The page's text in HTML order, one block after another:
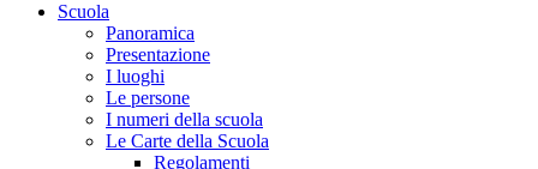
Scuola
Panoramica
Presentazione
I luoghi
Le persone
I numeri della scuola
Le Carte della Scuola
Regolamenti